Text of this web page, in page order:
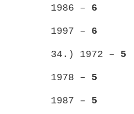
1986 – 6
1997 – 6
34.) 1972 – 5
1978 – 5
1987 – 5